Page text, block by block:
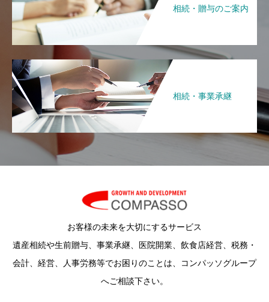
相続・贈与のご案内
相続・事業承継
お客様の未来を大切にするサービス
遺産相続や生前贈与、事業承継、医院開業、飲食店経営、税務・
会計、経営、人事労務等でお困りのことは、コンパッソグループ
へご相談下さい。